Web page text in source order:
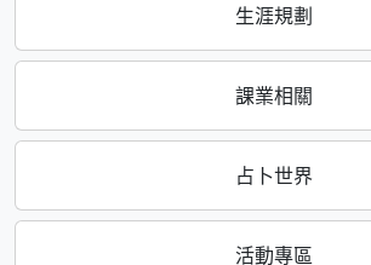
生涯規劃
課業相關
占卜世界
活動專區